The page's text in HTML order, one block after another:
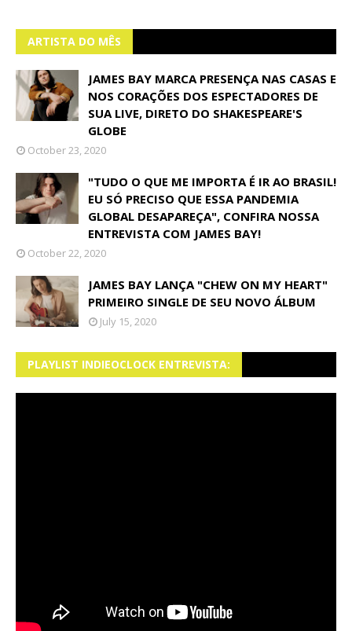
ARTISTA DO MÊS
JAMES BAY MARCA PRESENÇA NAS CASAS E
NOS CORAÇÕES DOS ESPECTADORES DE
SUA LIVE, DIRETO DO SHAKESPEARE'S
GLOBE
October 23, 2020
"TUDO O QUE ME IMPORTA É IR AO BRASIL!
EU SÓ PRECISO QUE ESSA PANDEMIA
GLOBAL DESAPAREÇA", CONFIRA NOSSA
ENTREVISTA COM JAMES BAY!
October 22, 2020
JAMES BAY LANÇA "CHEW ON MY HEART"
PRIMEIRO SINGLE DE SEU NOVO ÁLBUM
July 15, 2020
PLAYLIST INDIEOCLOCK ENTREVISTA: